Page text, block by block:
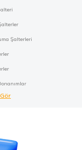
Şalterleri